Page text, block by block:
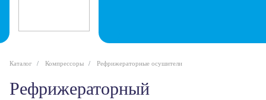
Каталог Компрессоры Рефрижераторные осушители
Рефрижераторный